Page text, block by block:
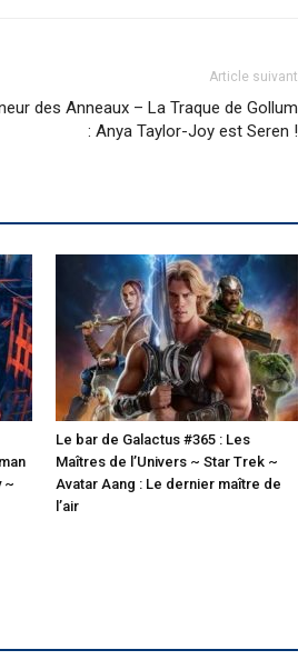
Article suivant
des Anneaux – La Traque de Gollum
: Anya Taylor-Joy est Seren !
~
Le bar de Galactus #365 : Les
Maîtres de l’Univers ~ Star Trek ~
Avatar Aang : Le dernier maître de
l’air